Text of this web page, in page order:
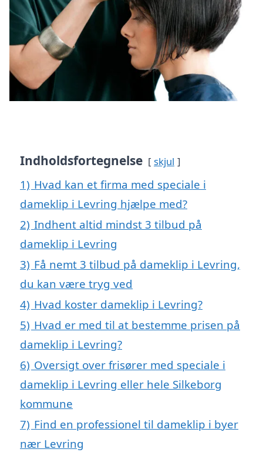
Indholdsfortegnelse skjul
1) Hvad kan et firma med speciale i
dameklip i Levring hjælpe med?
2) Indhent altid mindst 3 tilbud på
dameklip i Levring
3) Få nemt 3 tilbud på dameklip i Levring,
du kan være tryg ved
4) Hvad koster dameklip i Levring?
5) Hvad er med til at bestemme prisen på
dameklip i Levring?
6) Oversigt over frisører med speciale i
dameklip i Levring eller hele Silkeborg
kommune
7) Find en professionel til dameklip i byer
nær Levring